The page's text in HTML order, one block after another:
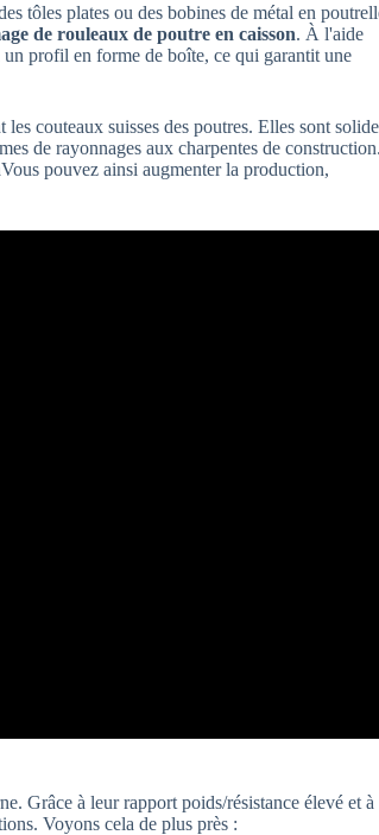
tôles plates ou des bobines de métal en
de rouleaux de poutre en caisson. À l'aide
profil en forme de boîte, ce qui garantit une
couteaux suisses des poutres. Elles sont
de rayonnages aux charpentes de construction.
Vous pouvez ainsi augmenter la production,
Grâce à leur rapport poids/résistance élevé et à
Voyons cela de plus près :